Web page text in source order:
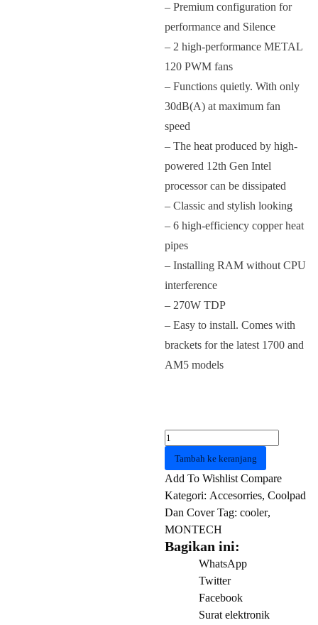
– Premium configuration for
performance and Silence
– 2 high-performance METAL
120 PWM fans
– Functions quietly. With only
30dB(A) at maximum fan
speed
– The heat produced by high-
powered 12th Gen Intel
processor can be dissipated
– Classic and stylish looking
– 6 high-efficiency copper heat
pipes
– Installing RAM without CPU
interference
– 270W TDP
– Easy to install. Comes with
brackets for the latest 1700 and
AM5 models
Kuantitas
Cooler
MONTECH
DT24
DT24B20230201268
Tambah ke keranjang
Add To Wishlist Compare
Kategori: Accesorries,Coolpad
Dan Cover Tag:cooler,
MONTECH
Bagikan ini:
WhatsApp
Twitter
Facebook
Surat elektronik